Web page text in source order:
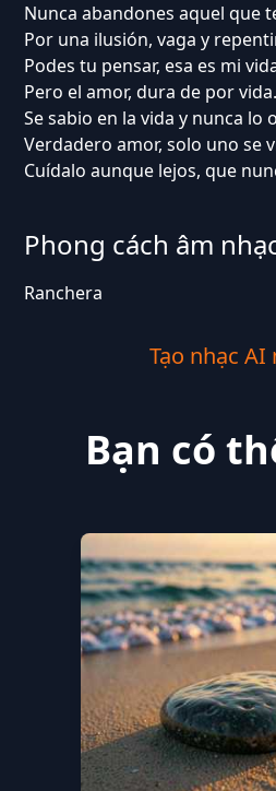
Nunca abandones aquel que
Por una ilusión, vaga y
Podes tu pensar, esa es mi
Pero el amor, dura de por
Se sabio en la vida y nunca lo
Verdadero amor, solo uno se
Cuídalo aunque lejos, que
Phong cách âm
Ranchera
Tạo nhạc AI
Bạn có